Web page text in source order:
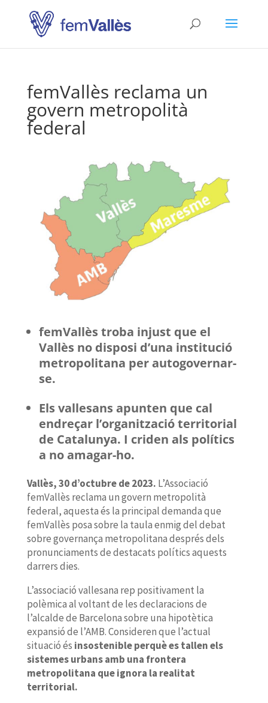
femVallès reclama un
govern metropolità
federal
femVallès troba injust que el
Vallès no disposi d’una institució
metropolitana per autogovernar-
se.
Els vallesans apunten que cal
endreçar l’organització territorial
de Catalunya. I criden als polítics
a no amagar-ho.
Vallès,30d’octubre de 2023. L’Associació
femVallès reclama un govern metropolità
federal, aquesta és la principal demanda que
femVallès posa sobre la taula enmig del debat
sobre governança metropolitana després dels
pronunciaments de destacats polítics aquests
darrers dies.
L’associació vallesana rep positivament la
polèmica al voltant de les declaracions de
l’alcalde de Barcelona sobre una hipotètica
expansió de l’AMB. Consideren que l’actual
situació és insostenibleperquè es tallen els
sistemes urbans amb una frontera
metropolitana que ignora la realitat
territorial.